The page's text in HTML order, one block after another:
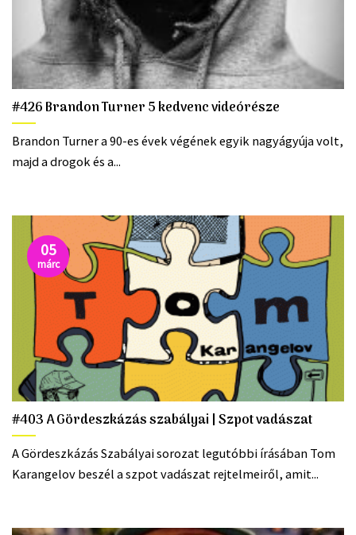
#426 Brandon Turner 5 kedvenc videórésze
Brandon Turner a 90-es évek végének egyik nagyágyúja volt,
majd a drogok és a...
#403 A Gördeszkázás szabályai | Szpot vadászat
A Gördeszkázás Szabályai sorozat legutóbbi írásában Tom
Karangelov beszél a szpot vadászat rejtelmeiről, amit...
05
márc